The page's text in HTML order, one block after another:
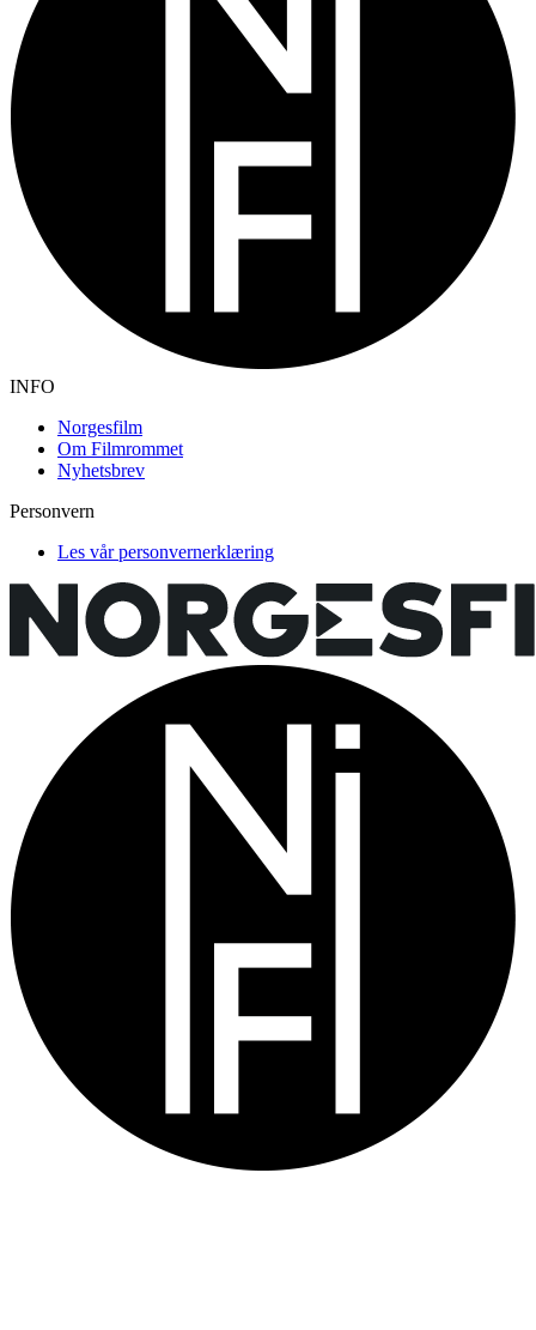
INFO
Norgesfilm
Om Filmrommet
Nyhetsbrev
Personvern
Les vår personvernerklæring